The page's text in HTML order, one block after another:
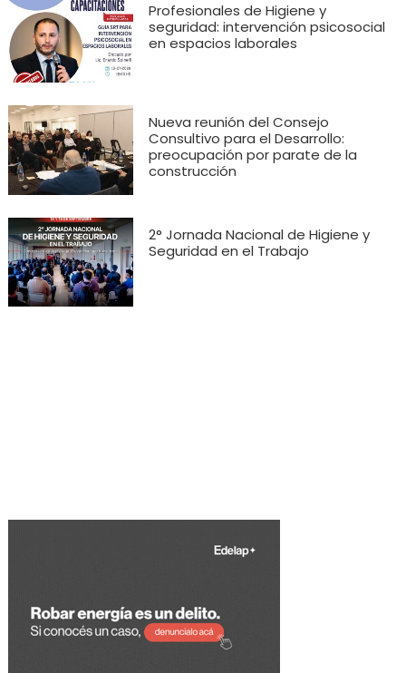
Profesionales de Higiene y
seguridad: intervención psicosocial
en espacios laborales
Nueva reunión del Consejo
Consultivo para el Desarrollo:
preocupación por parate de la
construcción
2° Jornada Nacional de Higiene y
Seguridad en el Trabajo